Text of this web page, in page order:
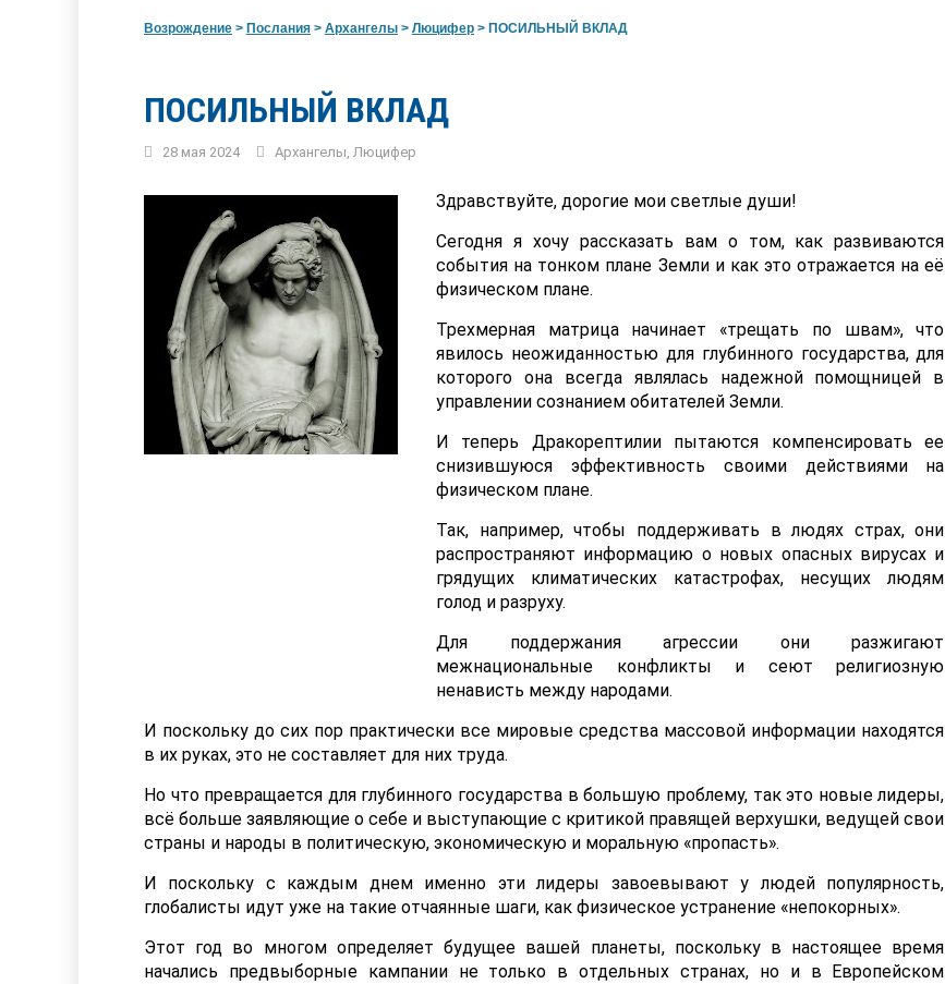
Возрождение > Послания > Архангелы > Люцифер > ПОСИЛЬНЫЙ ВКЛАД
ПОСИЛЬНЫЙ ВКЛАД
28 мая 2024 Архангелы, Люцифер
Здравствуйте, дорогие мои светлые души!
Сегодня я хочу рассказать вам о том, как развиваются
события на тонком плане Земли и как это отражается на её
физическом плане.
Трехмерная матрица начинает «трещать по швам», что
явилось неожиданностью для глубинного государства, для
которого она всегда являлась надежной помощницей в
управлении сознанием обитателей Земли.
И теперь Дракорептилии пытаются компенсировать ее
снизившуюся эффективность своими действиями на
физическом плане.
Так, например, чтобы поддерживать в людях страх, они
распространяют информацию о новых опасных вирусах и
грядущих климатических катастрофах, несущих людям
голод и разруху.
Для поддержания агрессии они разжигают
межнациональные конфликты и сеют религиозную
ненависть между народами.
И поскольку до сих пор практически все мировые средства массовой информации находятся
в их руках, это не составляет для них труда.
Но что превращается для глубинного государства в большую проблему, так это новые лидеры,
всё больше заявляющие о себе и выступающие с критикой правящей верхушки, ведущей свои
страны и народы в политическую, экономическую и моральную «пропасть».
И поскольку с каждым днем именно эти лидеры завоевывают у людей популярность,
глобалисты идут уже на такие отчаянные шаги, как физическое устранение «непокорных».
Этот год во многом определяет будущее вашей планеты, поскольку в настоящее время
начались предвыборные кампании не только в отдельных странах, но и в Европейском